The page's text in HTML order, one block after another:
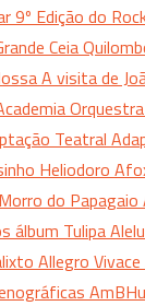
9º Edição do
Ceia
A visita de
Teatral
Heliodoro
do Papagaio
álbum Tulipa
Allegro Vivace